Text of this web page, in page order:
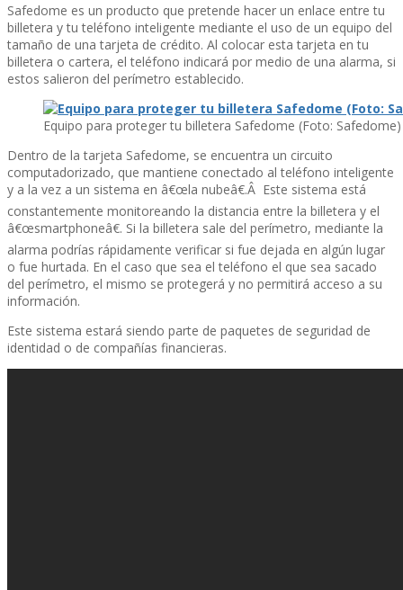
Safedome es un producto que pretende hacer un enlace entre tu
billetera y tu teléfono inteligente mediante el uso de un equipo del
tamaño de una tarjeta de crédito. Al colocar esta tarjeta en tu
billetera o cartera, el teléfono indicará por medio de una alarma, si
estos salieron del perí­metro establecido.
Equipo para proteger tu billetera Safedome (Foto: Safedome)
Dentro de la tarjeta Safedome, se encuentra un circuito
computadorizado, que mantiene conectado al teléfono inteligente
y a la vez a un sistema en â€œla nubeâ€.Â Este sistema está
constantemente monitoreando la distancia entre la billetera y el
â€œsmartphoneâ€. Si la billetera sale del perí­metro, mediante la
alarma podrí­as rápidamente verificar si fue dejada en algún lugar
o fue hurtada. En el caso que sea el teléfono el que sea sacado
del perí­metro, el mismo se protegerá y no permitirá acceso a su
información.
Este sistema estará siendo parte de paquetes de seguridad de
identidad o de compañí­as financieras.